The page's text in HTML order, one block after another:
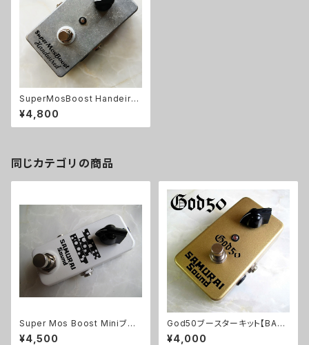
SuperMosBoost Handeire
dキット【BASIC KIT】
¥4,800
同じカテゴリの商品
Super Mos Boost Miniブー
スターキット【BASIC KIT】
¥4,500
God50ブースターキット【BASI
C KIT】
¥4,000